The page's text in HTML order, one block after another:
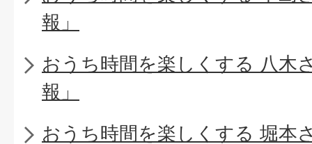
報」
おうち時間を楽しくする 八木
報」
おうち時間を楽しくする 堀本